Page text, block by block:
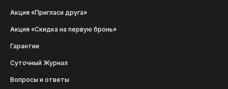
Акция «Пригласи друга»
Акция «Скидка на первую бронь»
Гарантии
Суточный Журнал
Вопросы и ответы